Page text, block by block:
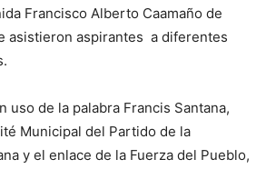
Francisco Alberto Caamaño de
asistieron aspirantes a diferentes
uso de la palabra Francis Santana,
Municipal del Partido de la
y el enlace de la Fuerza del Pueblo,